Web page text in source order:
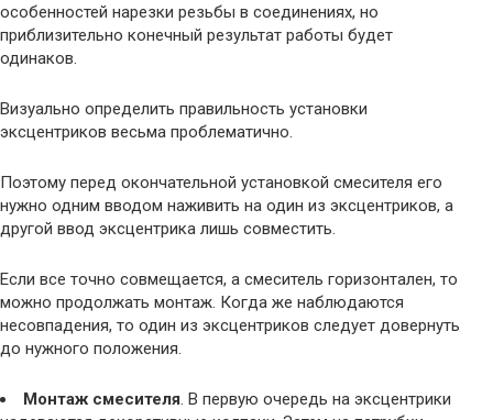
особенностей нарезки резьбы в соединениях, но
приблизительно конечный результат работы будет
одинаков.
Визуально определить правильность установки
эксцентриков весьма проблематично.
Поэтому перед окончательной установкой смесителя его
нужно одним вводом наживить на один из эксцентриков, а
другой ввод эксцентрика лишь совместить.
Если все точно совмещается, а смеситель горизонтален, то
можно продолжать монтаж. Когда же наблюдаются
несовпадения, то один из эксцентриков следует довернуть
до нужного положения.
Монтаж смесителя. В первую очередь на эксцентрики